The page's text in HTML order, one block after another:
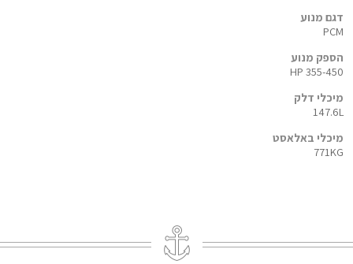
דגם מנוע
PCM
הספק מנוע
355-450 HP
מיכלי דלק
147.6L
מיכלי באלאסט
771KG